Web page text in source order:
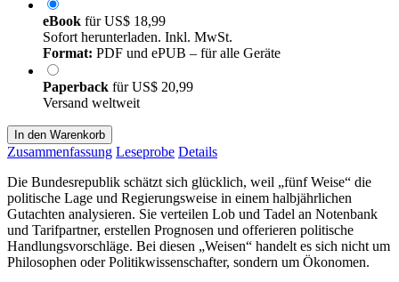
eBook fürUS$ 18,99
Sofort herunterladen. Inkl. MwSt.
Format: PDF und ePUB – für alle Geräte
Paperback fürUS$ 20,99
Versand weltweit
In den Warenkorb
Zusammenfassung Leseprobe Details
Die Bundesrepublik schätzt sich glücklich, weil „fünf Weise“ die
politische Lage und Regierungsweise in einem halbjährlichen
Gutachten analysieren. Sie verteilen Lob und Tadel an Notenbank
und Tarifpartner, erstellen Prognosen und offerieren politische
Handlungsvorschläge. Bei diesen „Weisen“ handelt es sich nicht um
Philosophen oder Politikwissenschafter, sondern um Ökonomen.